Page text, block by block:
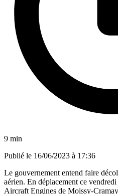
9 min
Publié le 16/06/2023 à 17:36
Le gouvernement entend faire
aérien. En déplacement ce
Aircraft Engines de Moissy-